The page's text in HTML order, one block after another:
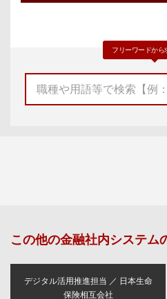
フリーワードから
この他の金融社内システム
デジタル活用推進担当 ／ 日本生命
保険相互会社